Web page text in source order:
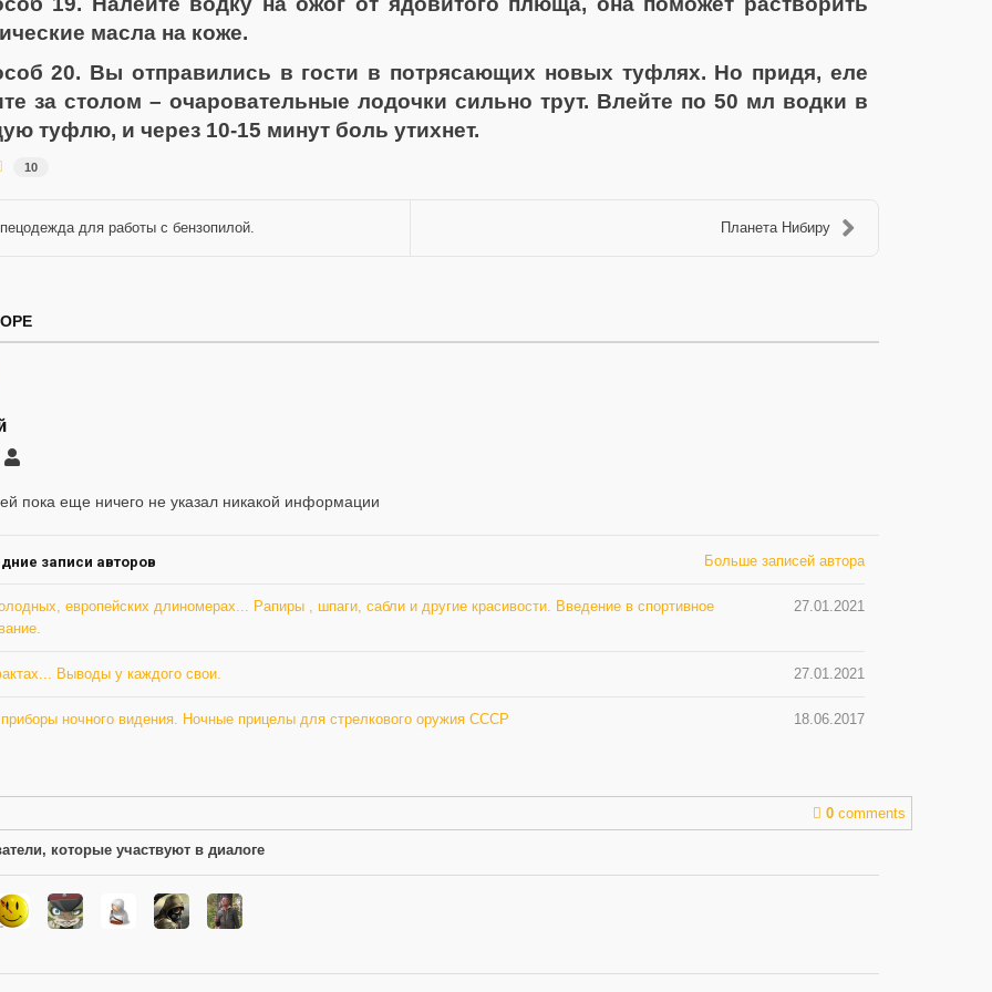
масла на коже.
20. Вы отправились в гости в потрясающих новых туфлях. Но придя, еле
за столом – очаровательные лодочки сильно трут. Влейте по 50 мл водки в
туфлю, и через 10-15 минут боль утихнет.
10
для работы с бензопилой. Планета Нибиру
Андрей
пока еще ничего не указал никакой информации
записи авторов Больше записей автора
27.01.2021
европейских длиномерах... Рапиры , шпаги, сабли и другие красивости. Введение в спортивное
27.01.2021
Выводы у каждого свои.
18.06.2017
ночного видения. Ночные прицелы для стрелкового оружия СССР
0 comments
которые участвуют в диалоге